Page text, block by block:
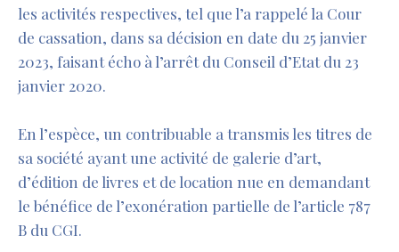
les activités respectives, tel que l’a rappelé la Cour
de cassation, dans sa décision en date du 25 janvier
2023, faisant écho à l’arrêt du Conseil d’Etat du 23
janvier 2020.
En l’espèce, un contribuable a transmis les titres de
sa société ayant une activité de galerie d’art,
d’édition de livres et de location nue en demandant
le bénéfice de l’exonération partielle de l’article 787
B du CGI.